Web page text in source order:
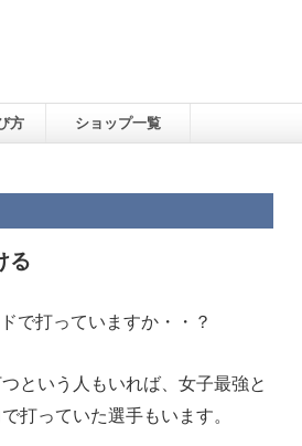
方 ショップ一覧
る
で打っていますか・・？
という人もいれば、女子最強と
打っていた選手もいます。